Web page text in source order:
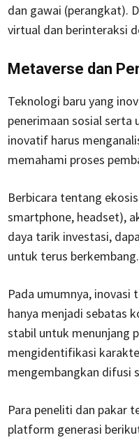
dan gawai (perangkat).
virtual dan berinteraksi
Metaverse dan
Teknologi baru yang
penerimaan sosial serta
inovatif harus
memahami proses
Berbicara tentang
smartphone, headset),
daya tarik investasi,
untuk terus berkembang.
Pada umumnya,
hanya menjadi sebatas
stabil untuk menunjang
mengidentifikasi
mengembangkan difusi
Para peneliti dan pakar
platform generasi